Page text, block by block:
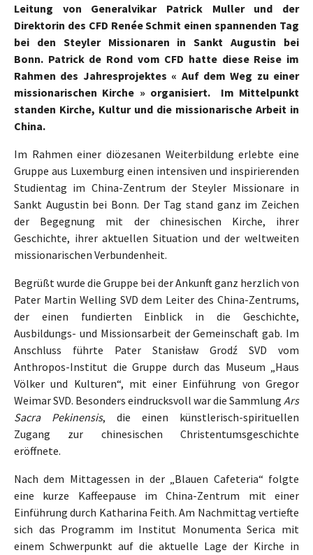
Leitung von Generalvikar Patrick Muller und der
Direktorin des CFD Renée Schmit einen spannenden Tag
bei den Steyler Missionaren in Sankt Augustin bei
Bonn. Patrick de Rond vom CFD hatte diese Reise im
Rahmen des Jahresprojektes « Auf dem Weg zu einer
missionarischen Kirche » organisiert. Im Mittelpunkt
standen Kirche, Kultur und die missionarische Arbeit in
China.
Im Rahmen einer diözesanen Weiterbildung erlebte eine
Gruppe aus Luxemburg einen intensiven und inspirierenden
Studientag im China-Zentrum der Steyler Missionare in
Sankt Augustin bei Bonn. Der Tag stand ganz im Zeichen
der Begegnung mit der chinesischen Kirche, ihrer
Geschichte, ihrer aktuellen Situation und der weltweiten
missionarischen Verbundenheit.
Begrüßt wurde die Gruppe bei der Ankunft ganz herzlich von
Pater Martin Welling SVD dem Leiter des China-Zentrums,
der einen fundierten Einblick in die Geschichte,
Ausbildungs- und Missionsarbeit der Gemeinschaft gab. Im
Anschluss führte Pater Stanisław Grodź SVD vom
Anthropos-Institut die Gruppe durch das Museum „Haus
Völker und Kulturen“, mit einer Einführung von Gregor
Weimar SVD. Besonders eindrucksvoll war die Sammlung Ars
Sacra Pekinensis, die einen künstlerisch-spirituellen
Zugang zur chinesischen Christentumsgeschichte
eröffnete.
Nach dem Mittagessen in der „Blauen Cafeteria“ folgte
eine kurze Kaffeepause im China-Zentrum mit einer
Einführung durch Katharina Feith. Am Nachmittag vertiefte
sich das Programm im Institut Monumenta Serica mit
einem Schwerpunkt auf die aktuelle Lage der Kirche in